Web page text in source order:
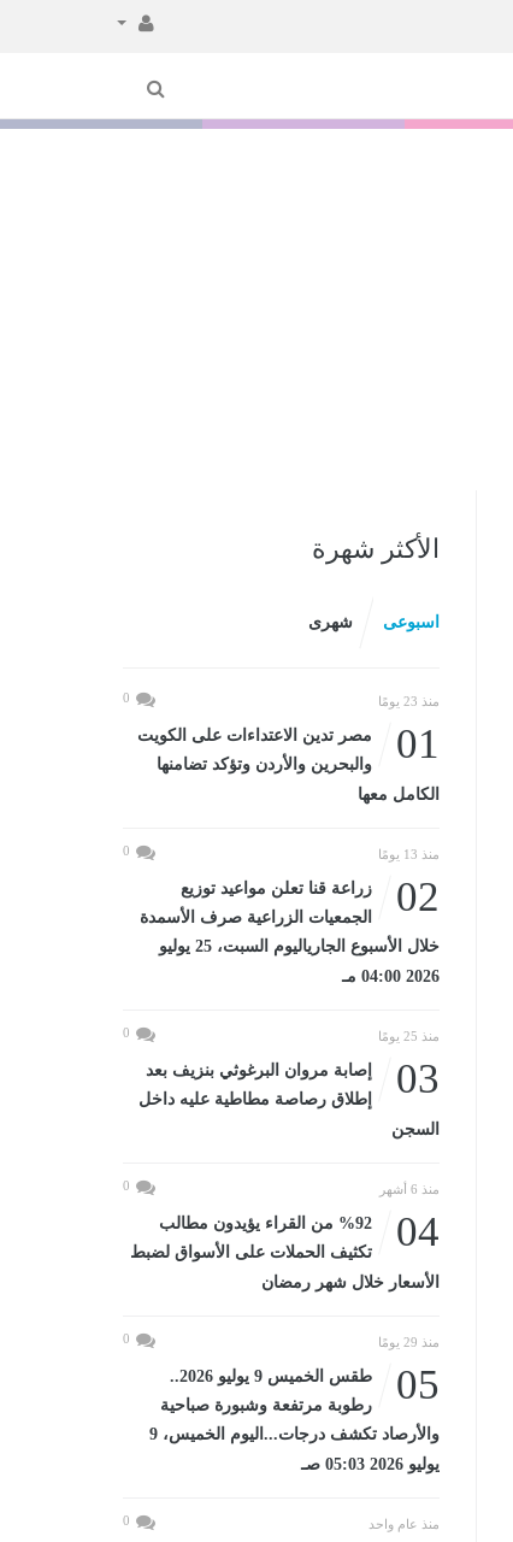
الأكثر شهرة
اسبوعى شهرى
منذ 23 يومًا 0
01
مصر تدين الاعتداءات على الكويت
والبحرين والأردن وتؤكد تضامنها
الكامل معها
منذ 13 يومًا 0
02
زراعة قنا تعلن مواعيد توزيع
الجمعيات الزراعية صرف الأسمدة
خلال الأسبوع الجارياليوم السبت، 25 يوليو
2026 04:00 مـ
منذ 25 يومًا 0
03
إصابة مروان البرغوثي بنزيف بعد
إطلاق رصاصة مطاطية عليه داخل
السجن
منذ 6 أشهر 0
04
%92 من القراء يؤيدون مطالب
تكثيف الحملات على الأسواق لضبط
الأسعار خلال شهر رمضان
منذ 29 يومًا 0
05
طقس الخميس 9 يوليو 2026..
رطوبة مرتفعة وشبورة صباحية
والأرصاد تكشف درجات...اليوم الخميس، 9
يوليو 2026 05:03 صـ
منذ عام واحد 0